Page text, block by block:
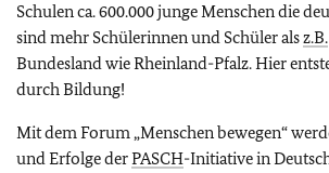
Schulen ca. 600.000 junge Menschen die
sind mehr Schülerinnen und Schüler alsz.B.
Bundesland wie Rheinland-Pfalz. Hier
durch Bildung!
Mit dem Forum „Menschen bewegen“
und Erfolge derPASCH-Initiative in